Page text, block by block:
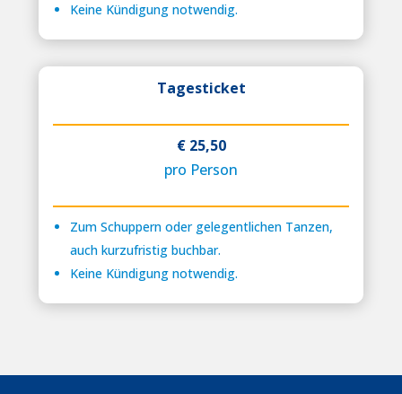
Keine Kündigung notwendig.
Tagesticket
€ 25,50
pro Person
Zum Schuppern oder gelegentlichen Tanzen,
auch kurzufristig buchbar.
Keine Kündigung notwendig.